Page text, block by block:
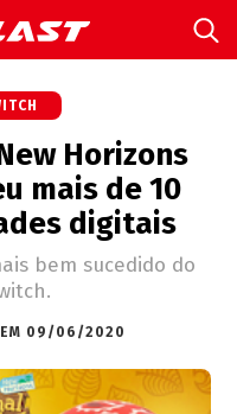
Horizons
mais de 10
digitais
bem sucedido do
EM 09/06/2020